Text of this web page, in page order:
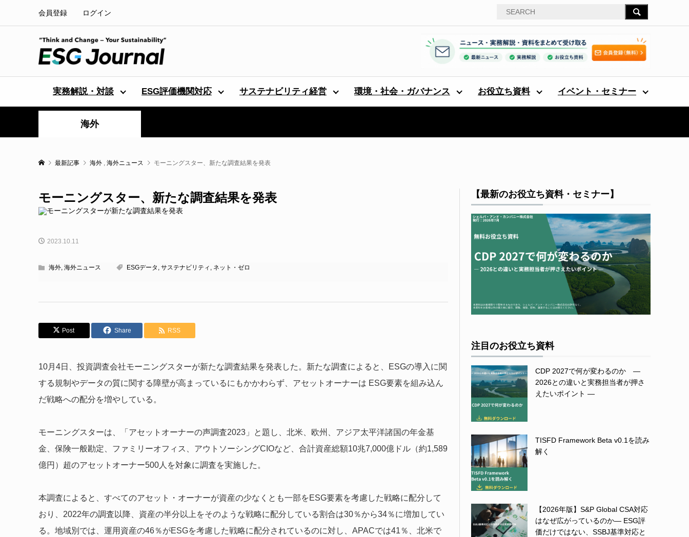
会員登録 ログイン
実務解説・対談 ESG評価機関対応 サステナビリティ経営 環境・社会・ガバナンス お役立ち資料 イベント・セミナー
海外
最新記事 海外 , 海外ニュース モーニングスター、新たな調査結果を発表
モーニングスター、新たな調査結果を発表
2023.10.11
海外, 海外ニュース ESGデータ , サステナビリティ , ネット・ゼロ
Post Share RSS
10月4日、投資調査会社モーニングスターが新たな調査結果を発表した。新たな調査によると、ESGの導入に関
する規制やデータの質に関する障壁が高まっているにもかかわらず、アセットオーナーは ESG要素を組み込ん
だ戦略への配分を増やしている。
モーニングスターは、「アセットオーナーの声調査2023」と題し、北米、欧州、アジア太平洋諸国の年金基
金、保険一般勘定、ファミリーオフィス、アウトソーシングCIOなど、合計資産総額10兆7,000億ドル（約1,589
億円）超のアセットオーナー500人を対象に調査を実施した。
本調査によると、すべてのアセット・オーナーが資産の少なくとも一部をESG要素を考慮した戦略に配分して
おり、2022年の調査以降、資産の半分以上をそのような戦略に配分している割合は30％から34％に増加してい
る。地域別では、運用資産の46％がESGを考慮した戦略に配分されているのに対し、APACでは41％、北米で
【最新のお役立ち資料・セミナー】
注目のお役立ち資料
CDP 2027で何が変わるのか ―
2026との違いと実務担当者が押さ
えたいポイント ―
TISFD Framework Beta v0.1を読み
解く
【2026年版】S&P Global CSA対応
はなぜ広がっているのか― ESG評
価だけではない、SSBJ基準対応と